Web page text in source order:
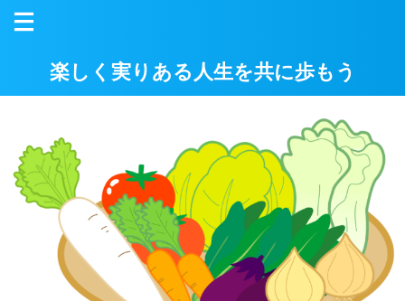
楽しく実りある人生を共に歩もう